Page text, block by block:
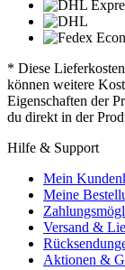
* Diese
können weitere
Eigenschaften der
du direkt in der
Hilfe & Support
Mein
Meine
Versand &
Aktionen &